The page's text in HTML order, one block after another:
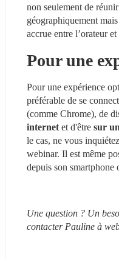
non seulement de
géographiquement
accrue entre l’orateur
Pour une
Pour une expérience
préférable de se
(comme Chrome), de
internet et d'être sur
le cas, ne vous
webinar. Il est même
depuis son smartphone
Une question ? Un
contacter Pauline à